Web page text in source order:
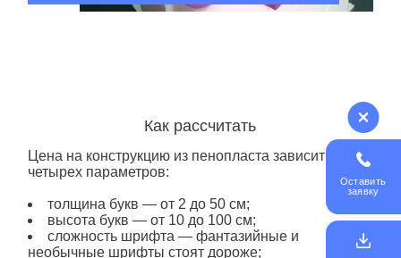
Как рассчитать
Цена на конструкцию из пенопласта зависит от
четырех параметров:
толщина букв — от 2 до 50 см;
высота букв — от 10 до 100 см;
сложность шрифта — фантазийные и
необычные шрифты стоят дороже;
Оставить
заявку